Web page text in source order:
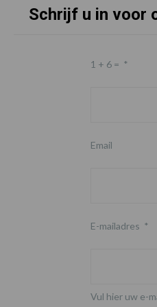
Schrijf u in voor
1 + 6 = *
Email
E-mailadres *
Vul hier uw e-